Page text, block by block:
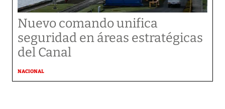
Nuevo comando unifica
seguridad en áreas estratégicas
del Canal
NACIONAL